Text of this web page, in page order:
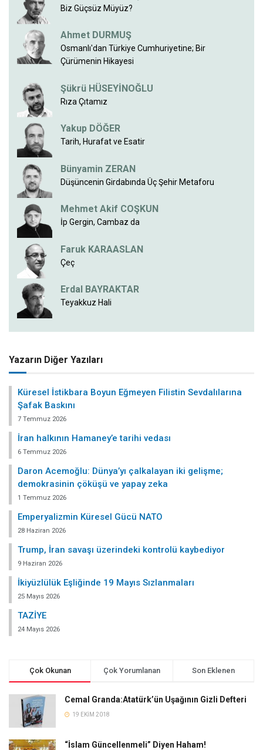
Biz Güçsüz Müyüz?
Ahmet DURMUŞ
Osmanlı'dan Türkiye Cumhuriyetine; Bir
Çürümenin Hikayesi
Şükrü HÜSEYİNOĞLU
Rıza Çıtamız
Yakup DÖĞER
Tarih, Hurafat ve Esatir
Bünyamin ZERAN
Düşüncenin Girdabında Üç Şehir Metaforu
Mehmet Akif COŞKUN
İp Gergin, Cambaz da
Faruk KARAASLAN
Çeç
Erdal BAYRAKTAR
Teyakkuz Hali
Yazarın Diğer Yazıları
Küresel İstikbara Boyun Eğmeyen Filistin Sevdalılarına
Şafak Baskını
7 Temmuz 2026
İran halkının Hamaney’e tarihi vedası
6 Temmuz 2026
Daron Acemoğlu: Dünya’yı çalkalayan iki gelişme;
demokrasinin çöküşü ve yapay zeka
1 Temmuz 2026
Emperyalizmin Küresel Gücü NATO
28 Haziran 2026
Trump, İran savaşı üzerindeki kontrolü kaybediyor
9 Haziran 2026
İkiyüzlülük Eşliğinde 19 Mayıs Sızlanmaları
25 Mayıs 2026
TAZİYE
24 Mayıs 2026
Çok Okunan Çok Yorumlanan Son Eklenen
Cemal Granda:Atatürk’ün Uşağının Gizli Defteri
19 EKIM 2018
“İslam Güncellenmeli” Diyen Haham!